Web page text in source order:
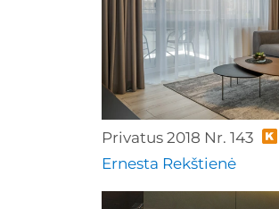
Privatus 2018 Nr. 143
Ernesta Rekštienė